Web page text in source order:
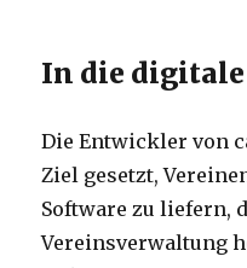
In die
Die Entwickler von
Ziel gesetzt,
Software zu liefern,
Vereinsverwaltung